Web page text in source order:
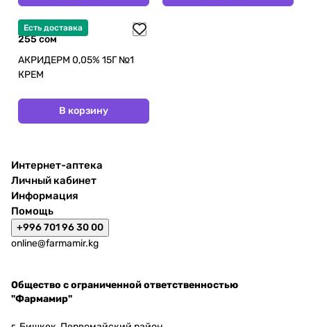
Есть доставка
255 сом
АКРИДЕРМ 0,05% 15Г №1
КРЕМ
В корзину
Интернет-аптека
Личный кабинет
Информация
Помощь
+996 701 96 30 00
online@farmamir.kg
Общество с ограниченной ответственностью
"Фармамир"